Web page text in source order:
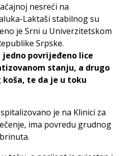
nesreći na
Laktaši stabilnog su
je Srni u Univerzitetskom
Srpske.
jedno povrijeđeno lice
stanju, a drugo
koša, te da je u toku
je na Klinici za
ima povredu grudnog